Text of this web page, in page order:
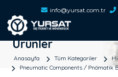
info@yursat.com.tr
Ürünler
Anasayfa Tüm Kategoriler
Pneumatic Components / Pnömatik